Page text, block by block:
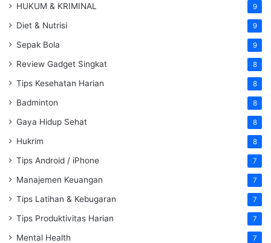
HUKUM & KRIMINAL 9
Diet & Nutrisi 9
Sepak Bola 9
Review Gadget Singkat 8
Tips Kesehatan Harian 8
Badminton 8
Gaya Hidup Sehat 8
Hukrim 8
Tips Android / iPhone 7
Manajemen Keuangan 7
Tips Latihan & Kebugaran 7
Tips Produktivitas Harian 7
Mental Health 7